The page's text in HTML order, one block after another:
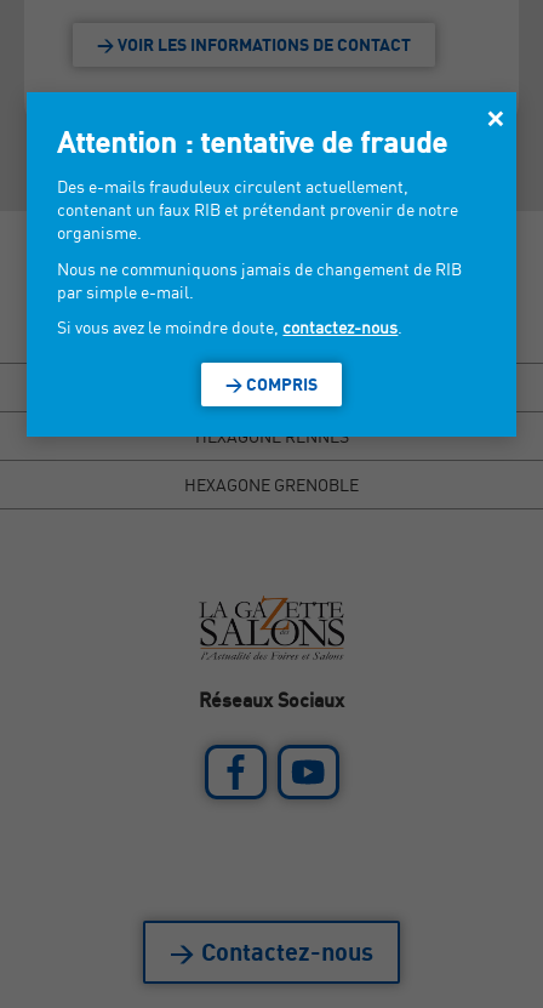
> VOIR LES INFORMATIONS DE CONTACT
Découvrez nos salons >
BISOU MARSEILLE
HEXAGONE RENNES
HEXAGONE GRENOBLE
Réseaux Sociaux
> Contactez-nous
×
Attention : tentative de fraude
Des e-mails frauduleux circulent actuellement,
contenant un faux RIB et prétendant provenir de notre
organisme.
Nous ne communiquons jamais de changement de RIB
par simple e-mail.
Si vous avez le moindre doute, contactez-nous
> COMPRIS